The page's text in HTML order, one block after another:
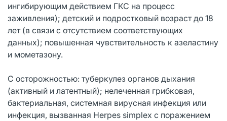
ингибирующим действием ГКС на процесс
заживления); детский и подростковый возраст до 18
лет (в связи с отсутствием соответствующих
данных); повышенная чувствительность к азеластину
и мометазону.
С осторожностью: туберкулез органов дыхания
(активный и латентный); нелеченная грибковая,
бактериальная, системная вирусная инфекция или
инфекция, вызванная Herpes simplex с поражением